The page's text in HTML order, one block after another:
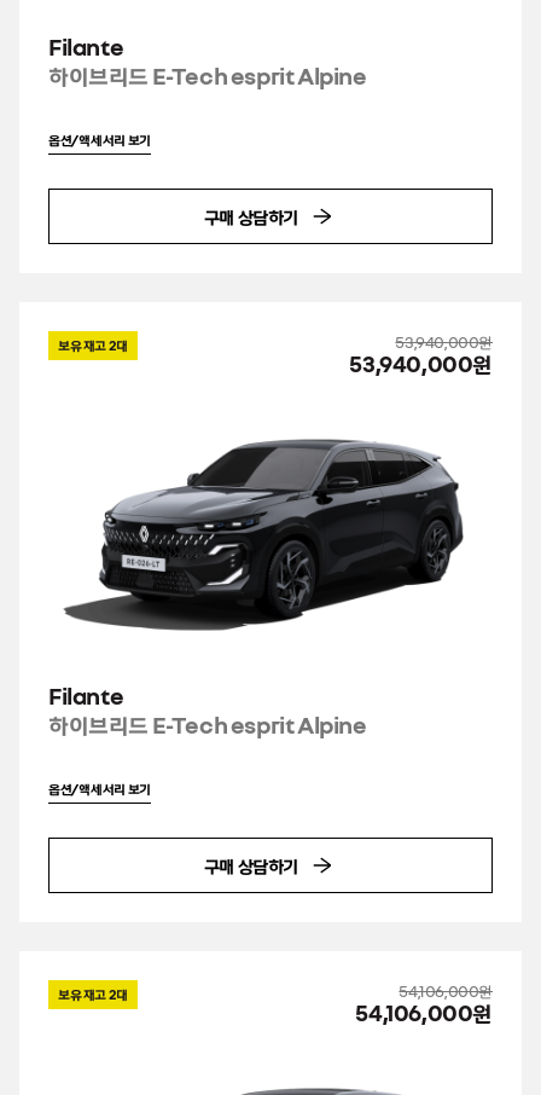
Filante
하이브리드 E-Tech esprit Alpine
옵션/액세서리 보기
구매 상담하기
보유 재고2대 53,940,000원
53,940,000원
Filante
하이브리드 E-Tech esprit Alpine
옵션/액세서리 보기
구매 상담하기
보유 재고2대 54,106,000원
54,106,000원